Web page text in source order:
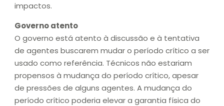
impactos.
Governo atento
O governo está atento à discussão e à tentativa
de agentes buscarem mudar o período crítico a ser
usado como referência. Técnicos não estariam
propensos à mudança do período crítico, apesar
de pressões de alguns agentes. A mudança do
período crítico poderia elevar a garantia física do